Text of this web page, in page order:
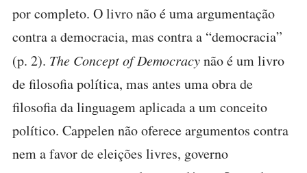
por completo. O livro não é uma argumentação
contra a democracia, mas contra a “democracia”
(p. 2). The Concept of Democracynão é um livro
de filosofia política, mas antes uma obra de
filosofia da linguagem aplicada a um conceito
político. Cappelen não oferece argumentos contra
nem a favor de eleições livres, governo